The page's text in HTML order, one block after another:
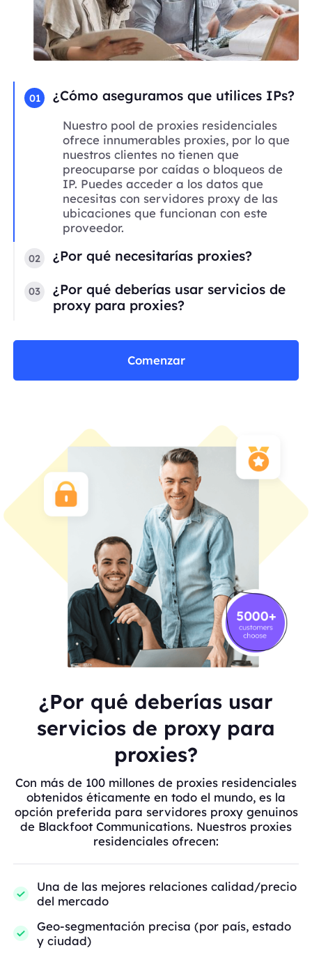
01 ¿Cómo aseguramos que utilices IPs?
Nuestro pool de proxies residenciales
ofrece innumerables proxies, por lo que
nuestros clientes no tienen que
preocuparse por caídas o bloqueos de
IP. Puedes acceder a los datos que
necesitas con servidores proxy de las
ubicaciones que funcionan con este
proveedor.
02 ¿Por qué necesitarías proxies?
03
¿Por qué deberías usar servicios de
proxy para proxies?
Comenzar
¿Por qué deberías usar
servicios de proxy para
proxies?
Con más de 100 millones de proxies residenciales
obtenidos éticamente en todo el mundo, es la
opción preferida para servidores proxy genuinos
de Blackfoot Communications. Nuestros proxies
residenciales ofrecen:
Una de las mejores relaciones calidad/precio
del mercado
Geo-segmentación precisa (por país, estado
y ciudad)